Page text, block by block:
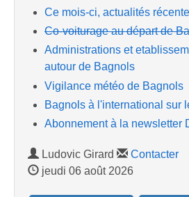
Ce mois-ci, actualités
Co-voiturage au départ de
Administrations et
autour de Bagnols
Vigilance météo de Bagnols
Bagnols à l'international sur
Abonnement à la newsletter
Ludovic Girard
Contacter
jeudi 06 août 2026